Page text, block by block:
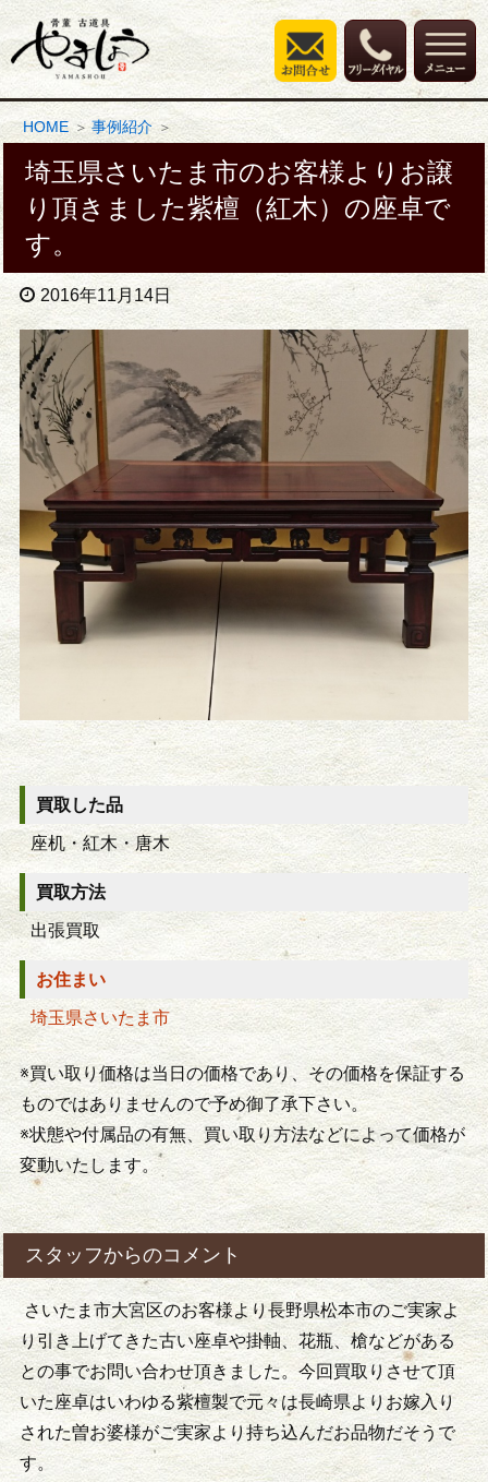
HOME 事例紹介
埼玉県さいたま市のお客様よりお譲
り頂きました紫檀（紅木）の座卓で
す。
2016年11月14日
買取した品
座机・紅木・唐木
買取方法
出張買取
お住まい
埼玉県さいたま市
※買い取り価格は当日の価格であり、その価格を保証する
ものではありませんので予め御了承下さい。
※状態や付属品の有無、買い取り方法などによって価格が
変動いたします。
スタッフからのコメント
さいたま市大宮区のお客様より長野県松本市のご実家よ
り引き上げてきた古い座卓や掛軸、花瓶、槍などがある
との事でお問い合わせ頂きました。今回買取りさせて頂
いた座卓はいわゆる紫檀製で元々は長崎県よりお嫁入り
された曽お婆様がご実家より持ち込んだお品物だそうで
す。